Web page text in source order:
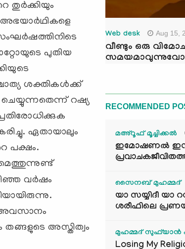
തുര്‍ക്കിയും
പുതിയ
ശക്തികള്‍ക്ക്
റഷ്യ
ഏതായാലും
പക്ഷം.
വര്‍ഷം
അവസാനം
അസ്തിത്വം
Web desk Aug 15,
വീണ്ടും ഒരു
സമയമാവുന്നുവോ
RECOMMENDED
മഅ്റൂഫ് മൂച്ചിക്കല്‍
ഇമോഷണൽ
സൈനബ് മുഹമ്മദ്
യാ സയ്യിദീ യാ
ശരീഫിലെ
മുഹമ്മദ് സുഫ്‌യാൻ
Losing My